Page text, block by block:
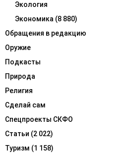
Экология
Экономика (8 880)
Обращения в редакцию
Оружие
Подкасты
Природа
Религия
Сделай сам
Спецпроекты СКФО
Статьи (2 022)
Туризм (1 158)